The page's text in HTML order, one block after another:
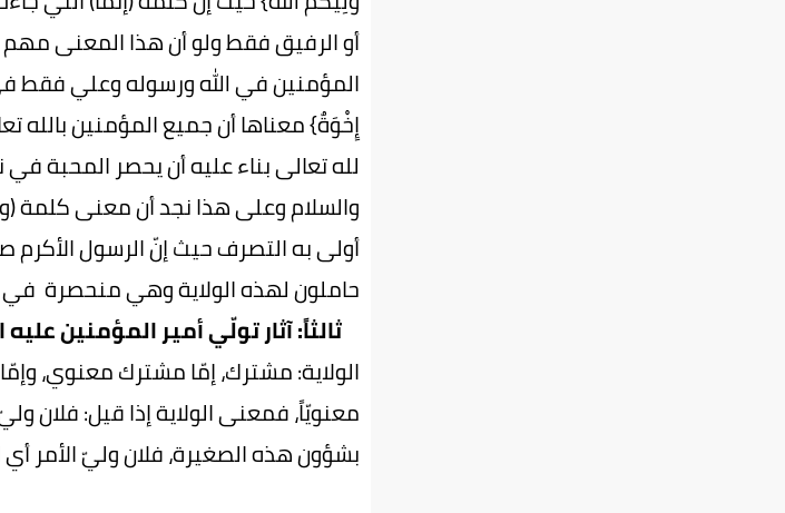
أو الرفيق فقط ولو أن هذا المعنى
المؤمنين في الله ورسوله وعلي فقط
إِخْوَةٌ} معناها أن جميع المؤمنين
لله تعالى بناء عليه أن يحصر المحبة
والسلام وعلى هذا نجد أن معنى كلمة
أولى به التصرف حيث إنّ الرسول الأكرم
حاملون لهذه الولاية وهي منحصرة في
ثالثاً: آثار تولّي أمير المؤمنين عليه
الولاية: مشترك، إمّا مشترك معنوي،
معنويّاً، فمعنى الولاية إذا قيل: فلان
بشؤون هذه الصغيرة، فلان وليّ الأمر أي